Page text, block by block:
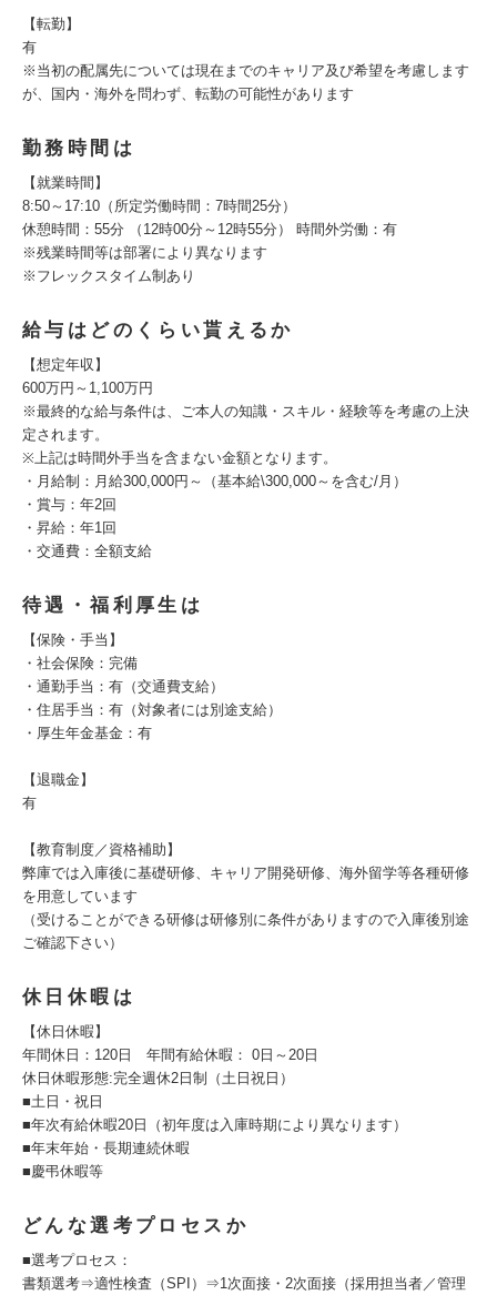
【転勤】
有
※当初の配属先については現在までのキャリア及び希望を考慮します
が、国内・海外を問わず、転勤の可能性があります
勤務時間は
【就業時間】
8:50～17:10（所定労働時間：7時間25分）
休憩時間：55分 （12時00分～12時55分） 時間外労働：有
※残業時間等は部署により異なります
※フレックスタイム制あり
給与はどのくらい貰えるか
【想定年収】
600万円～1,100万円
※最終的な給与条件は、ご本人の知識・スキル・経験等を考慮の上決
定されます。
※上記は時間外手当を含まない金額となります。
・月給制：月給300,000円～（基本給\300,000～を含む/月）
・賞与：年2回
・昇給：年1回
・交通費：全額支給
待遇・福利厚生は
【保険・手当】
・社会保険：完備
・通勤手当：有（交通費支給）
・住居手当：有（対象者には別途支給）
・厚生年金基金：有
【退職金】
有
【教育制度／資格補助】
弊庫では入庫後に基礎研修、キャリア開発研修、海外留学等各種研修
を用意しています
（受けることができる研修は研修別に条件がありますので入庫後別途
ご確認下さい）
休日休暇は
【休日休暇】
年間休⽇：120日 年間有給休暇： 0日～20日
休⽇休暇形態:完全週休2⽇制（⼟⽇祝⽇）
■⼟⽇・祝⽇
■年次有給休暇20⽇（初年度は⼊庫時期により異なります）
■年末年始・⻑期連続休暇
■慶弔休暇等
どんな選考プロセスか
■選考プロセス：
書類選考⇒適性検査（SPI）⇒1次面接・2次面接（採用担当者／管理